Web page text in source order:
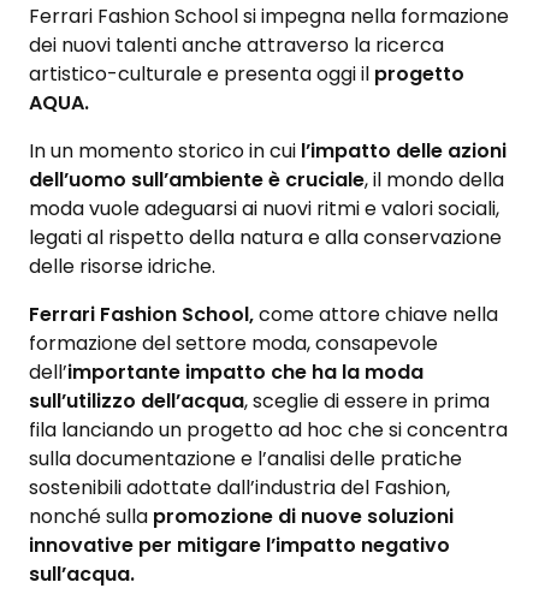
Ferrari Fashion Schoolsi impegna nella formazione
dei nuovi talenti anche attraverso la ricerca
artistico-culturale e presenta oggi il progetto
AQUA.
In un momento storico in cui l’impatto delle azioni
dell’uomo sull’ambiente è cruciale, il mondo della
moda vuole adeguarsi ai nuovi ritmi e valori sociali,
legati al rispetto della natura e alla conservazione
delle risorse idriche.
Ferrari Fashion School,come attore chiave nella
formazione del settore moda, consapevole
dell’importante impatto che ha la moda
sull’utilizzo dell’acqua, sceglie di essere in prima
fila lanciando un progetto ad hoc che si concentra
sulla documentazione e l’analisi delle pratiche
sostenibili adottate dall’industria del Fashion,
nonché sulla promozione di nuove soluzioni
innovative per mitigare l’impatto negativo
sull’acqua.